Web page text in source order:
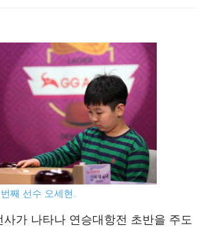
째 선수 오세현.
가 나타나 연승대항전 초반을 주도